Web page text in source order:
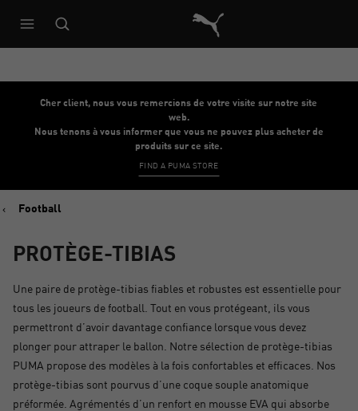
Architecture de référence du
Cher client, nous vous remercions de votre visite sur notre site
web.
Nous tenons à vous informer que vous ne pouvez plus acheter de
produits sur ce site.
FIND A PUMA STORE
Football
PROTÈGE-TIBIAS
Une paire de protège-tibias fiables et robustes est essentielle pour
tous les joueurs de football. Tout en vous protégeant, ils vous
permettront d’avoir davantage confiance lorsque vous devez
plonger pour attraper le ballon. Notre sélection de protège-tibias
PUMA propose des modèles à la fois confortables et efficaces. Nos
protège-tibias sont pourvus d’une coque souple anatomique
préformée. Agrémentés d’un renfort en mousse EVA qui absorbe